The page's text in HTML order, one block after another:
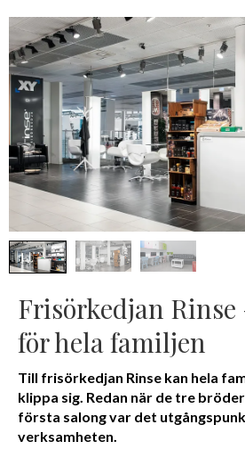
Frisörkedjan Rinse
för hela familjen
Till frisörkedjan Rinse kan hela
klippa sig. Redan när de tre
första salong var det
verksamheten.